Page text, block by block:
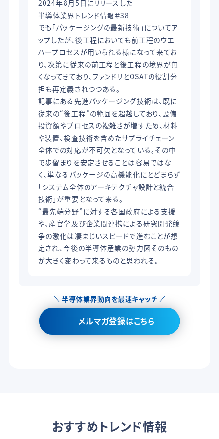
2024年8月5日にリリースした
半導体業界トレンド情報＃38
でも「パッケージングの最新技術」についてア
ップしたが、後工程においても前工程のウエ
ハープロセスが用いられる様になって来てお
り、次第に従来の前工程と後工程の境界が無
くなってきており、ファンドリとOSATの役割分
担も再定義されつつある。
記事にある先進パッケージング技術は、既に
従来の“後工程”の範囲を超越しており、設備
投資額やプロセスの複雑さが増すため、材料
や装置、検査技術を含めたサプライチェーン
全体での対応が不可欠となっている。その中
で歩留まりを安定させることは容易ではな
く、単なるパッケージの高機能化にとどまらず
「システム全体のアーキテクチャ設計と統合
技術」が重要となって来る。
“最先端分野”に対する各国政府による支援
や、産官学及び企業間連携による研究開発競
争の激化は凄まじいスピードで進むことが想
定され、今後の半導体産業の勢力図そのもの
が大きく変わって来るものと思われる。
半導体業界動向を最速キャッチ
メルマガ登録はこちら
おすすめトレンド情報